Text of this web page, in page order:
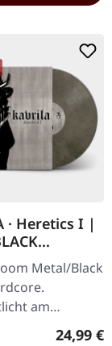
· Heretics I |
LPMetal/Black
am
auf Supreme
24,99 €